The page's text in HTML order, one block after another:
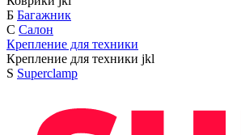
Б Багажник
С Салон
Крепление для техники
Крепление для техники jkl
S Superclamp